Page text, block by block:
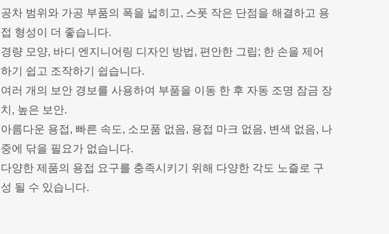
공차 범위와 가공 부품의 폭을 넓히고, 스폿 작은 단점을 해결하고 용
접 형성이 더 좋습니다.
경량 모양, 바디 엔지니어링 디자인 방법, 편안한 그립; 한 손을 제어
하기 쉽고 조작하기 쉽습니다.
여러 개의 보안 경보를 사용하여 부품을 이동 한 후 자동 조명 잠금 장
치, 높은 보안.
아름다운 용접, 빠른 속도, 소모품 없음, 용접 마크 없음, 변색 없음, 나
중에 닦을 필요가 없습니다.
다양한 제품의 용접 요구를 충족시키기 위해 다양한 각도 노즐로 구
성 될 수 있습니다.